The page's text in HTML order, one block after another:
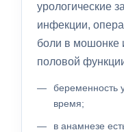
урологические
инфекции,
боли в мошонке
половой
беременность
время;
в анамнезе